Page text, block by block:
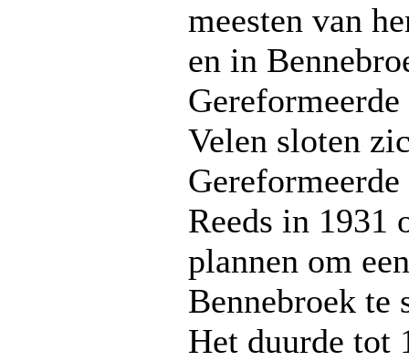
meesten van
en in
Velen sloten
Reeds in 1931
plannen om
Bennebroek te
Het duurde tot